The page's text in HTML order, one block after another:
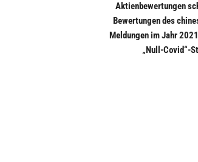
Aktienbewertungen
Bewertungen des
Meldungen im Jahr
„Null-Covid“-